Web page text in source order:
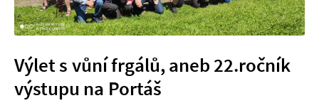
Výlet s vůní frgálů, aneb 22.ročník
výstupu na Portáš